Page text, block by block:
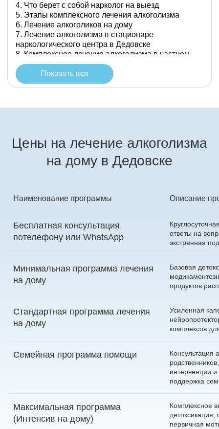
Что берет с собой нарколог на выезд
Этапы комплексного лечения алкоголизма
Лечение алкоголиков на дому
Лечение алкоголизма в стационаре
наркологического центра в Дедовске
Комплексное лечение алкоголизма в частном
наркологическом центре в Дедовске
Показать все
Цены на лечение алкоголизма
на дому в Дедовске
Наименование программы Описание
Бесплатная консультация
потелефону или WhatsApp
ответы на
экстренная
Минимальная программа лечения
на дому
Базовая
продуктов
Стандартная программа лечения
на дому
Усиленная
комплексов
Семейная программа помощи
Консультация
интервенции и
поддержка
Максимальная программа
(Интенсив на дому)
Комплексное
детоксикация,
первичная